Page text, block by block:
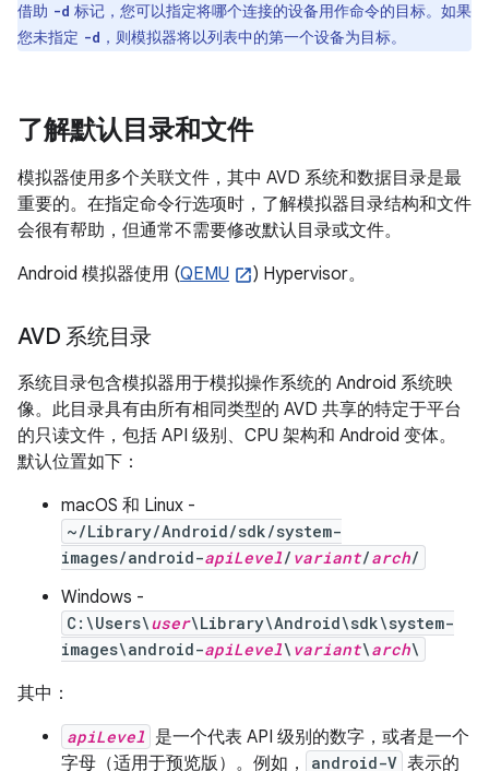
借助 -d 标记，您可以指定将哪个连接的设备用作命令的目标。如果
您未指定 -d ，则模拟器将以列表中的第一个设备为目标。
了解默认目录和文件
模拟器使用多个关联文件，其中 AVD 系统和数据目录是最
重要的。在指定命令行选项时，了解模拟器目录结构和文件
会很有帮助，但通常不需要修改默认目录或文件。
Android 模拟器使用 (QEMU ) Hypervisor。
AVD 系统目录
系统目录包含模拟器用于模拟操作系统的 Android 系统映
像。此目录具有由所有相同类型的 AVD 共享的特定于平台
的只读文件，包括 API 级别、CPU 架构和 Android 变体。
默认位置如下：
macOS 和 Linux -
~/Library/Android/sdk/system-
images/android-apiLevel/ variant/arch/
Windows -
C:\Users\user\Library\Android\sdk\system-
images\android-apiLevel\ variant\arch\
其中：
apiLevel 是一个代表 API 级别的数字，或者是一个
字母（适用于预览版）。例如，
android-V 表示的